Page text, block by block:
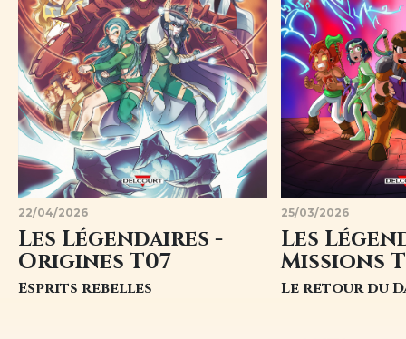
22/04/2026
Les Légendaires -
Origines T07
Esprits rebelles
25/03/2026
Les
Missions
Le retour du